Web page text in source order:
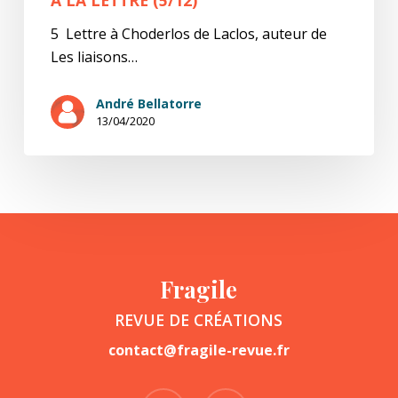
5 Lettre à Choderlos de Laclos, auteur de
Les liaisons…
André Bellatorre
13/04/2020
Fragile
REVUE DE CRÉATIONS
contact@fragile-revue.fr